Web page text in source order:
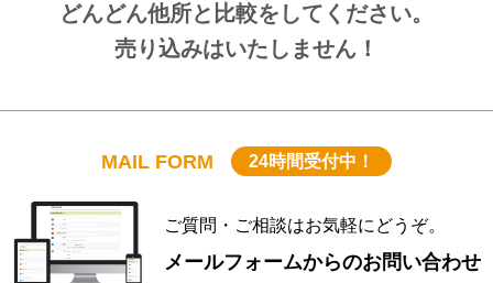
どんどん他所と比較をしてください。
売り込みはいたしません！
MAIL FORM 24時間受付中！
ご質問・ご相談はお気軽にどうぞ。
メールフォームからのお問い合わせ